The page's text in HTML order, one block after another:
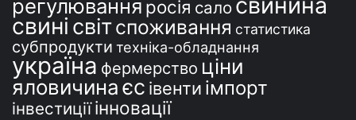
регулювання росія сало
свині світспоживання статистика
субпродукти техніка-обладнання
україна фермерство ціни
яловичинаєс івенти імпорт
інвестиції інновації